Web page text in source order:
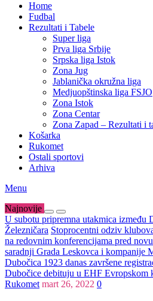
Home
Fudbal
Rezultati i Tabele
Super liga
Prva liga Srbije
Srpska liga Istok
Zona Jug
Jablanička okružna liga
Medjuopštinska liga FSJO
Zona Istok
Zona Centar
Zona Zapad – Rezultati i
Košarka
Rukomet
Ostali sportovi
Arhiva
Menu
Najnovije
U subotu pripremna utakmica između
Železničara Stoprocentni odziv
na redovnim konferencijama pred
saradnji Grada Leskovca i kompanije
Dubočica 1923 danas završene
Dubočice debituju u EHF Evropskom
Rukomet mart 26, 2022 0